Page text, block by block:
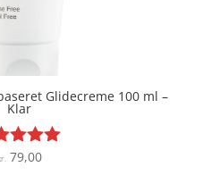
Glidecreme 100 ml –
Klar
79,00